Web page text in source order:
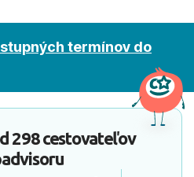
termínov do
298 cestovateľov